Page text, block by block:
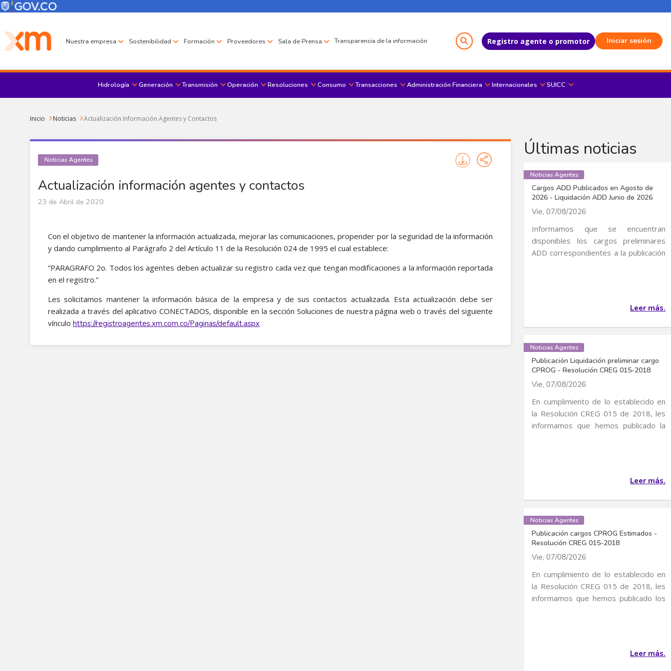
Pasar al contenido principal
Menú Corporativo
Menú de encabezado
Nuestra empresa Sostenibilidad Formación Proveedores Sala de Prensa Transparencia de la información Registro agente o promotor Iniciar sesión
Menu principal
Hidrología Generación Transmisión Operación Resoluciones Consumo Transacciones Administración Financiera Internacionales SUICC
Sobrescribir enlaces de ayuda a la navegación
Inicio Noticias Actualización Información Agentes y Contactos
Actualización información agentes y contactos
Noticias Agentes
23 de Abril de 2020
Con el objetivo de mantener la información actualizada, mejorar las comunicaciones, propender por la seguridad de la información
y dando cumplimiento al Parágrafo 2 del Artículo 11 de la Resolución 024 de 1995 el cual establece:
“PARAGRAFO 2o. Todos los agentes deben actualizar su registro cada vez que tengan modificaciones a la información reportada
en el registro.​”
Les solicitamos mantener la información básica de la empresa y de sus contactos actualizada. Esta actualización debe ser
realizada a través del aplicativo CONECTADOS, disponible en la sección Soluciones de nuestra página web o través del siguiente
vínculo https://registroagentes.xm.com.co/Paginas/default.aspx​
Últimas noticias
Noticias Agentes
Cargos ADD Publicados en Agosto de
2026 - Liquidación ADD Junio de 2026
Vie, 07/08/2026
Informamos que se encuentran
disponibles los cargos preliminares
ADD correspondientes a la publicación
Leer más.
Noticias Agentes
Publicación Liquidación preliminar cargo
CPROG - Resolución CREG 015-2018
Vie, 07/08/2026
En cumplimiento de lo establecido en
la Resolución CREG 015 de 2018, les
informamos que hemos publicado la
Leer más.
Noticias Agentes
Publicación cargos CPROG Estimados -
Resolución CREG 015-2018
Vie, 07/08/2026
En cumplimiento de lo establecido en
la Resolución CREG 015 de 2018, les
informamos que hemos publicado los
Leer más.